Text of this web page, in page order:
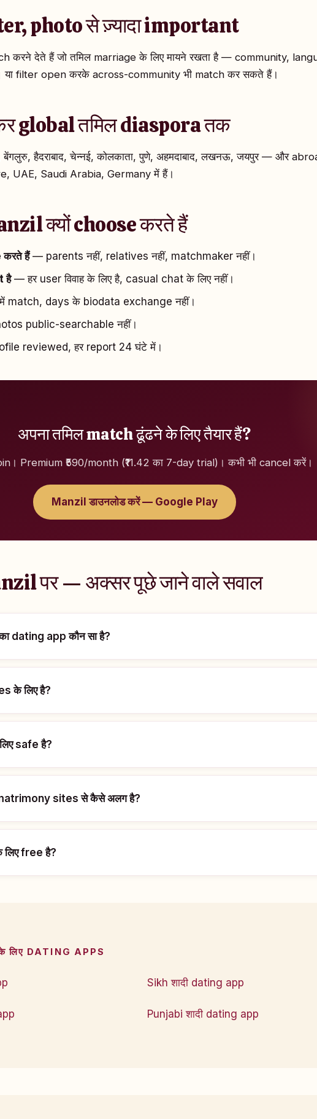
photo से ज़्यादा important
करने देते हैं जो तमिल marriage के लिए मायने रखता है — community,
filter open करके across-community भी match कर सकते हैं।
global तमिल diaspora तक
बेंगलुरु, हैदराबाद, चेन्नई, कोलकाता, पुणे, अहमदाबाद, लखनऊ, जयपुर — और
UAE, Saudi Arabia, Germany में हैं।
क्यों choose करते हैं
हैं— parents नहीं, relatives नहीं, matchmaker नहीं।
है— हर user विवाह के लिए है, casual chat के लिए नहीं।
match, days के biodata exchange नहीं।
public-searchable नहीं।
reviewed, हर report 24 घंटे में।
अपना तमिल match ढूंढने के लिए तैयार हैं?
Premium ₹590/month (₹11.42 का 7-day trial)। कभी भी cancel करें।
Manzil डाउनलोड करें — Google Play
पर — अक्सर पूछे जाने वाले सवाल
का dating app कौन सा है?
के लिए है?
safe है?
sites से कैसे अलग है?
लिए free है?
लिए DATING APPS
Sikh शादी dating app
Punjabi शादी dating app